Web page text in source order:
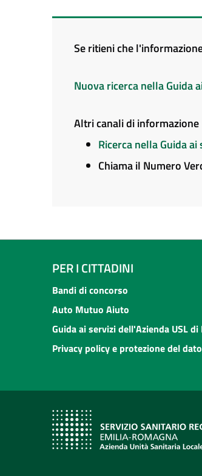
Se ritieni che
Nuova ricerca nella Guida
Altri canali di informazione
Ricerca nella Guida
Chiama il Numero
PER I CITTADINI
Bandi di concorso
Auto Mutuo Aiuto
Guida ai servizi dell'Azienda USL
Privacy policy e protezione del